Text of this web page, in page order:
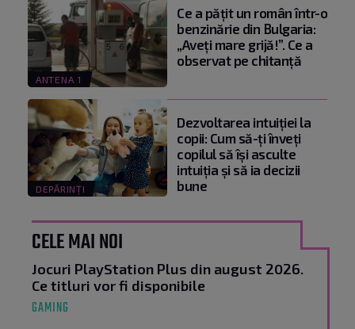
ANTENA 1
Ce a pățit un român într-o
benzinărie din Bulgaria:
„Aveți mare grijă!”. Ce a
observat pe chitanță
DEPĂRINȚI
Dezvoltarea intuiției la
copii: Cum să-ți înveți
copilul să își asculte
intuiția și să ia decizii
bune
CELE MAI NOI
Jocuri PlayStation Plus din august 2026.
Ce titluri vor fi disponibile
GAMING